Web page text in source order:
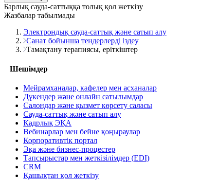
Барлық сауда-саттыққа толық қол жеткізу
Жазбалар табылмады
Электрондық сауда-саттық және сатып алу
Санат бойынша тендерлерді іздеу
Тамақтану терапиясы, еріткіштер
Шешімдер
Мейрамханалар, кафелер мен асханалар
Дүкендер және онлайн сатылымдар
Салондар және қызмет көрсету саласы
Сауда-саттық және сатып алу
Кадрлық ЭҚА
Вебинарлар мен бейне қоңыраулар
Корпоративтік портал
Эқа және бизнес-процестер
Тапсырыстар мен жеткізілімдер (EDI)
CRM
Қашықтан қол жеткізу